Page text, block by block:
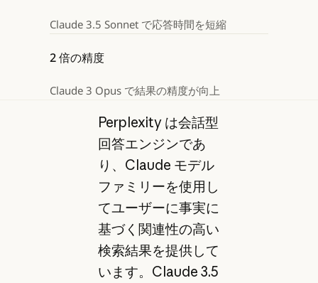
Claude 3.5 Sonnet で応答時間を短縮
2 倍の精度
Claude 3 Opus で結果の精度が向上
Perplexity は会話型
回答エンジンであ
り、Claude モデル
ファミリーを使用し
てユーザーに事実に
基づく関連性の高い
検索結果を提供して
います。Claude 3.5